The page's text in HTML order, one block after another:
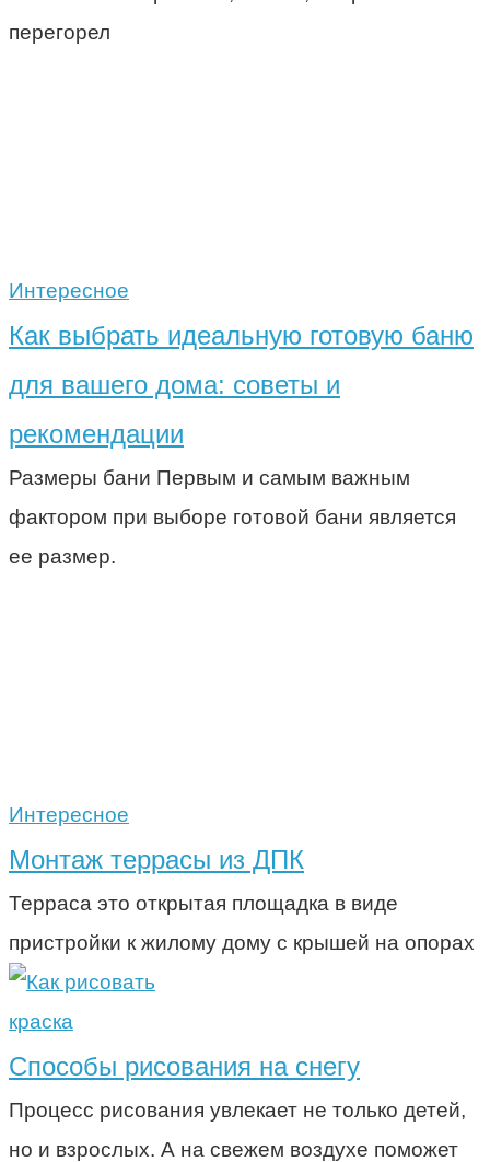
перегорел
Интересное
Как выбрать идеальную готовую баню
для вашего дома: советы и
рекомендации
Размеры бани Первым и самым важным
фактором при выборе готовой бани является
ее размер.
Интересное
Монтаж террасы из ДПК
Терраса это открытая площадка в виде
пристройки к жилому дому с крышей на опорах
краска
Способы рисования на снегу
Процесс рисования увлекает не только детей,
но и взрослых. А на свежем воздухе поможет